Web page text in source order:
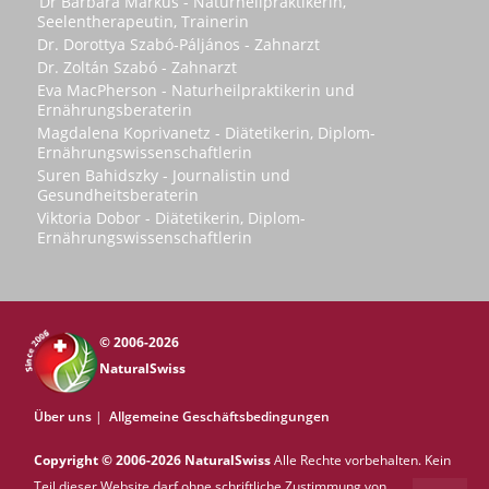
Seelentherapeutin, Trainerin
Dr. Dorottya Szabó-Páljános - Zahnarzt
Dr. Zoltán Szabó - Zahnarzt
Eva MacPherson - Naturheilpraktikerin und
Ernährungsberaterin
Magdalena Koprivanetz - Diätetikerin, Diplom-
Ernährungswissenschaftlerin
Suren Bahidszky - Journalistin und
Gesundheitsberaterin
Viktoria Dobor - Diätetikerin, Diplom-
Ernährungswissenschaftlerin
© 2006-2026
NaturalSwiss
Über uns | Allgemeine Geschäftsbedingungen
Copyright © 2006-2026 NaturalSwissAlle Rechte vorbehalten. Kein